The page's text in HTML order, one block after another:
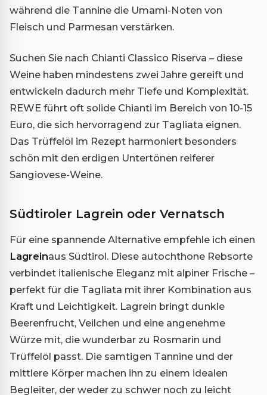
während die Tannine die Umami-Noten von
Fleisch und Parmesan verstärken.
Suchen Sie nach Chianti Classico Riserva – diese
Weine haben mindestens zwei Jahre gereift und
entwickeln dadurch mehr Tiefe und Komplexität.
REWE führt oft solide Chianti im Bereich von 10-15
Euro, die sich hervorragend zur Tagliata eignen.
Das Trüffelöl im Rezept harmoniert besonders
schön mit den erdigen Untertönen reiferer
Sangiovese-Weine.
Südtiroler Lagrein oder Vernatsch
Für eine spannende Alternative empfehle ich einen
Lagreinaus Südtirol. Diese autochthone Rebsorte
verbindet italienische Eleganz mit alpiner Frische –
perfekt für die Tagliata mit ihrer Kombination aus
Kraft und Leichtigkeit. Lagrein bringt dunkle
Beerenfrucht, Veilchen und eine angenehme
Würze mit, die wunderbar zu Rosmarin und
Trüffelöl passt. Die samtigen Tannine und der
mittlere Körper machen ihn zu einem idealen
Begleiter, der weder zu schwer noch zu leicht